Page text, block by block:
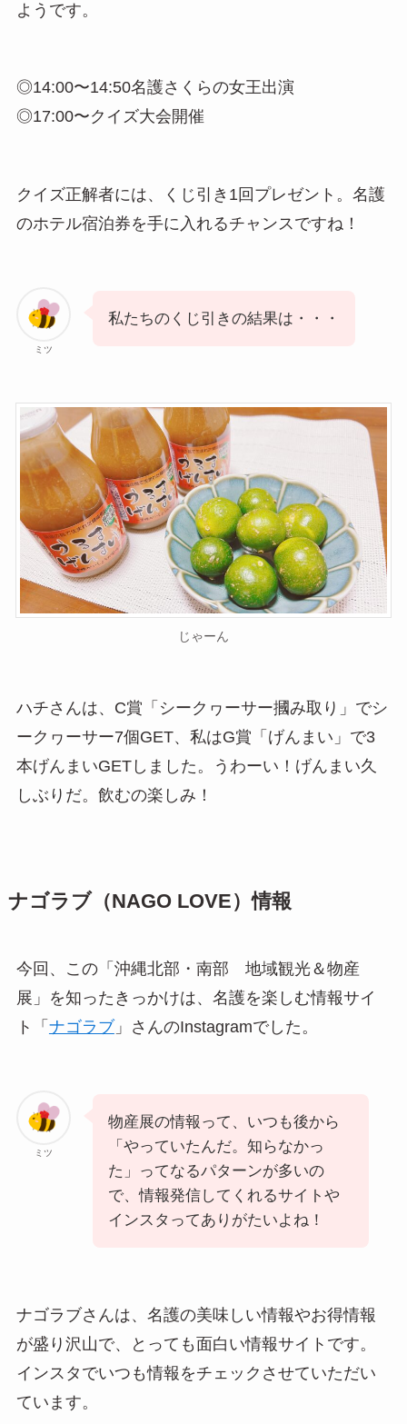
ようです。
◎14:00〜14:50名護さくらの女王出演
◎17:00〜クイズ大会開催
クイズ正解者には、くじ引き1回プレゼント。名護
のホテル宿泊券を手に入れるチャンスですね！
ミツ
私たちのくじ引きの結果は・・・
じゃーん
ハチさんは、C賞「シークヮーサー摑み取り」でシ
ークヮーサー7個GET、私はG賞「げんまい」で3
本げんまいGETしました。うわーい！げんまい久
しぶりだ。飲むの楽しみ！
ナゴラブ（NAGO LOVE）情報
今回、この「沖縄北部・南部 地域観光＆物産
展」を知ったきっかけは、名護を楽しむ情報サイ
ト「 ナゴラブ」さんのInstagramでした。
ミツ
物産展の情報って、いつも後から
「やっていたんだ。知らなかっ
た」ってなるパターンが多いの
で、情報発信してくれるサイトや
インスタってありがたいよね！
ナゴラブさんは、名護の美味しい情報やお得情報
が盛り沢山で、とっても面白い情報サイトです。
インスタでいつも情報をチェックさせていただい
ています。